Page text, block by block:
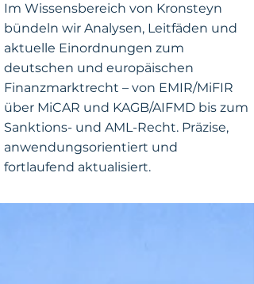
Im Wissensbereich von Kronsteyn
bündeln wir Analysen, Leitfäden und
aktuelle Einordnungen zum
deutschen und europäischen
Finanzmarktrecht – von EMIR/MiFIR
über MiCAR und KAGB/AIFMD bis zum
Sanktions- und AML-Recht. Präzise,
anwendungsorientiert und
fortlaufend aktualisiert.